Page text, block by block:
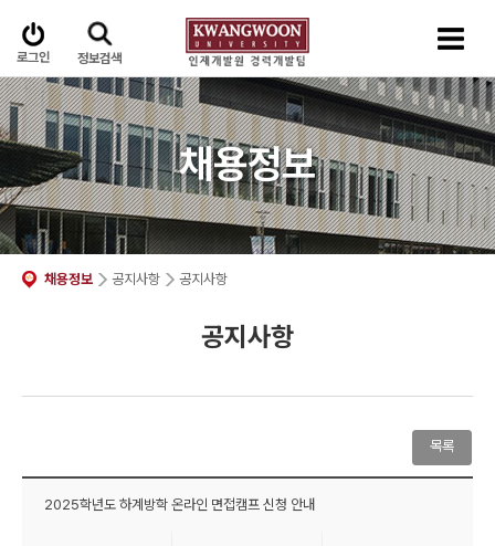
로그인 정보검색
채용정보
채용정보 공지사항 공지사항
공지사항
목록
2025학년도 하계방학 온라인 면접캠프 신청 안내